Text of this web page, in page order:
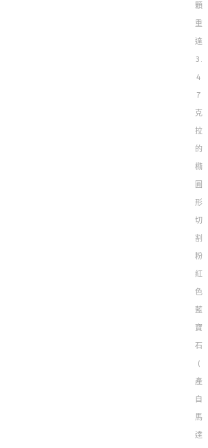
顆
重
達
3.
4
7
克
拉
的
橢
圓
形
切
割
粉
紅
色
藍
寶
石
(
產
自
馬
達